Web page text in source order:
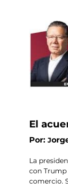
El
Por: J
La
con
comercio.